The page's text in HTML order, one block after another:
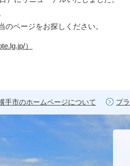
ページをお探しください。
）
手市のホームページについて プ